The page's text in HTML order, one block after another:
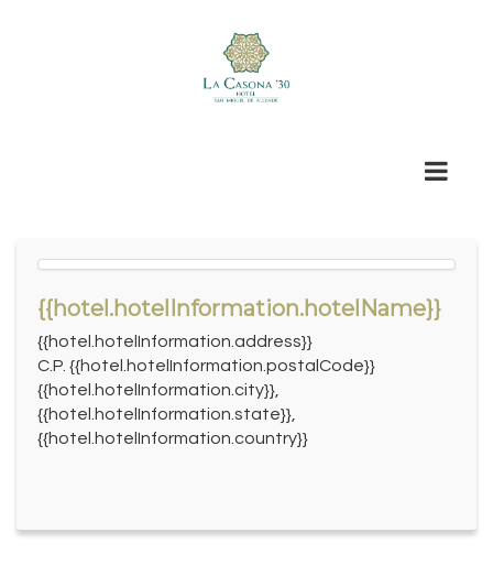
{{hotel.hotelInformation.hotelName}}
{{hotel.hotelInformation.address}}
C.P. {{hotel.hotelInformation.postalCode}}
{{hotel.hotelInformation.city}},
{{hotel.hotelInformation.state}},
{{hotel.hotelInformation.country}}